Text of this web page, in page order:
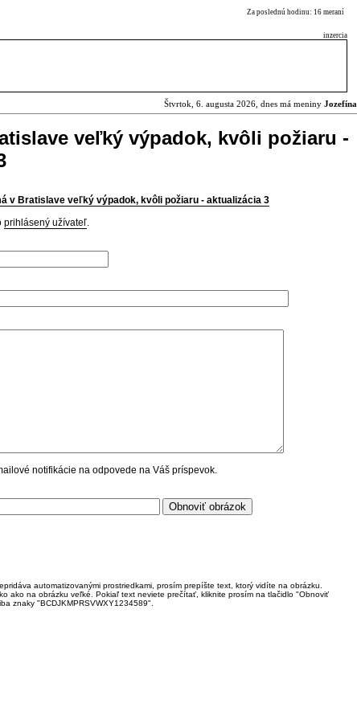
Za poslednú hodinu: 16 meraní
inzercia
Štvrtok, 6. augusta 2026, dnes má meniny Jozefína
veľký výpadok, kvôli požiaru -
v Bratislave veľký výpadok, kvôli požiaru - aktualizácia 3
prihlásený užívateľ.
notifikácie na odpovede na Váš príspevok.
automatizovanými prostriedkami, prosím prepíšte text, ktorý vidíte na obrázku.
ako na obrázku veľké. Pokiaľ text neviete prečítať, kliknite prosím na tlačidlo "Obnoviť
znaky "BCDJKMPRSVWXY1234589".